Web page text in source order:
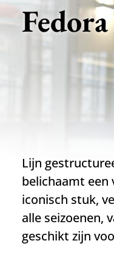
Lijn
belichaamt een
iconisch stuk,
alle seizoenen,
geschikt zijn